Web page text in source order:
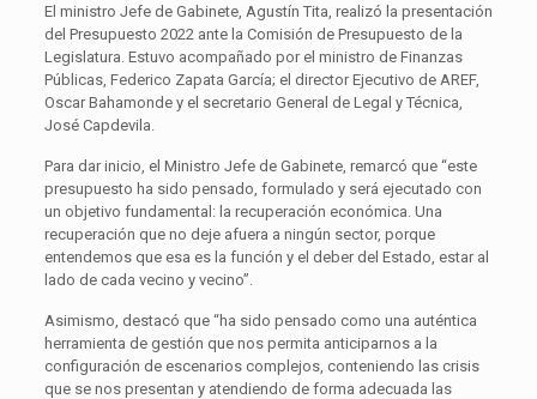
El ministro Jefe de Gabinete, Agustín Tita, realizó la presentación
del Presupuesto 2022 ante la Comisión de Presupuesto de la
Legislatura. Estuvo acompañado por el ministro de Finanzas
Públicas, Federico Zapata García; el director Ejecutivo de AREF,
Oscar Bahamonde y el secretario General de Legal y Técnica,
José Capdevila.
Para dar inicio, el Ministro Jefe de Gabinete, remarcó que “este
presupuesto ha sido pensado, formulado y será ejecutado con
un objetivo fundamental: la recuperación económica. Una
recuperación que no deje afuera a ningún sector, porque
entendemos que esa es la función y el deber del Estado, estar al
lado de cada vecino y vecino”.
Asimismo, destacó que “ha sido pensado como una auténtica
herramienta de gestión que nos permita anticiparnos a la
configuración de escenarios complejos, conteniendo las crisis
que se nos presentan y atendiendo de forma adecuada las